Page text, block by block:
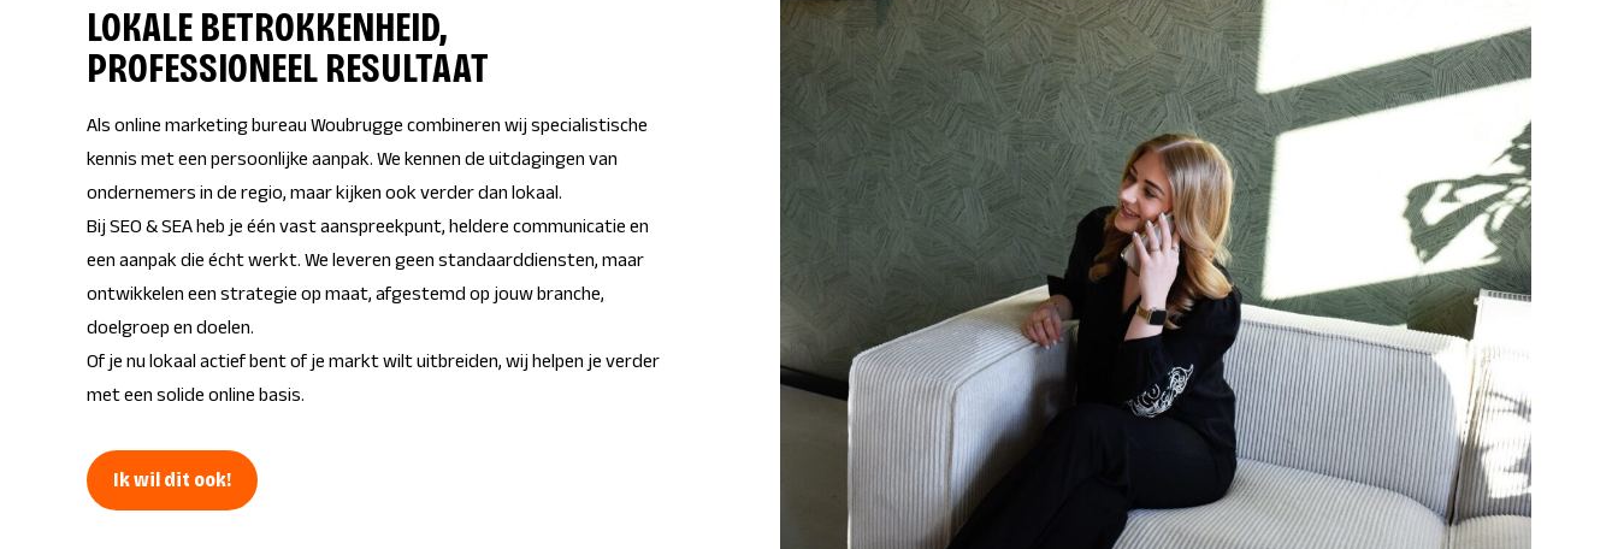
LOKALE BETROKKENHEID,
PROFESSIONEEL RESULTAAT
Als online marketing bureau Woubrugge combineren wij specialistische
kennis met een persoonlijke aanpak. We kennen de uitdagingen van
ondernemers in de regio, maar kijken ook verder dan lokaal.
Bij SEO & SEA heb je één vast aanspreekpunt, heldere communicatie en
een aanpak die écht werkt. We leveren geen standaarddiensten, maar
ontwikkelen een strategie op maat, afgestemd op jouw branche,
doelgroep en doelen.
Of je nu lokaal actief bent of je markt wilt uitbreiden, wij helpen je verder
met een solide online basis.
Ik wil dit ook!